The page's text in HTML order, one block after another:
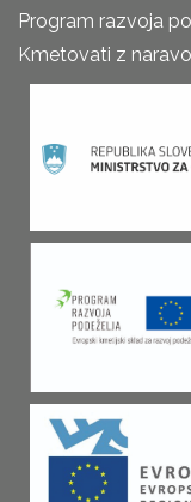
Program razvoja
Kmetovati z